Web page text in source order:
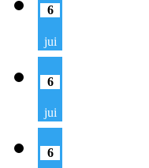
6
jui
6
jui
6